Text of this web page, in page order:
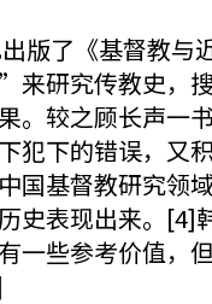
版了《基督教
研究传教史，
。较之顾长声一
犯下的错误，又
国基督教研究领
史表现出来。[4]
一些参考价值，